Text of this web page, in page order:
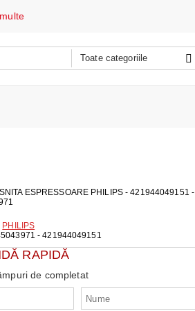
ESPRESSOARE PHILIPS - 421944049151 -
PHILIPS
- 421944049151
RAPIDĂ
de completat